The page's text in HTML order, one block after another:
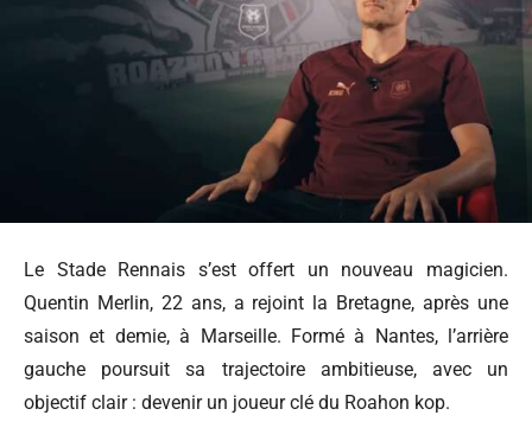
Le Stade Rennais s’est offert un nouveau magicien.
Quentin Merlin, 22 ans, a rejoint la Bretagne, après une
saison et demie, à Marseille. Formé à Nantes, l’arrière
gauche poursuit sa trajectoire ambitieuse, avec un
objectif clair : devenir un joueur clé du Roahon kop.